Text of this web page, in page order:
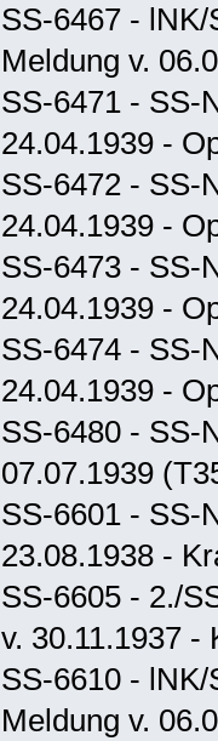
SS-6467 -
Meldung v.
SS-6471 - SS-
24.04.1939 -
SS-6472 - SS-
24.04.1939 -
SS-6473 - SS-
24.04.1939 -
SS-6474 - SS-
24.04.1939 -
SS-6480 - SS-
07.07.1939
SS-6601 - SS-
23.08.1938 -
SS-6605 - 2./
v. 30.11.1937 -
SS-6610 -
Meldung v.